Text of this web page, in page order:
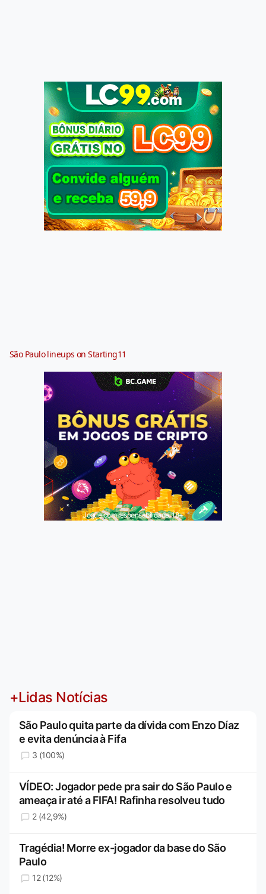
São Paulo lineups on Starting11
Jogue com responsabilidade. 18+
+Lidas Notícias
São Paulo quita parte da dívida com Enzo Díaz
e evita denúncia à Fifa
3 (100%)
VÍDEO: Jogador pede pra sair do São Paulo e
ameaça ir até a FIFA! Rafinha resolveu tudo
2 (42,9%)
Tragédia! Morre ex-jogador da base do São
Paulo
12 (12%)